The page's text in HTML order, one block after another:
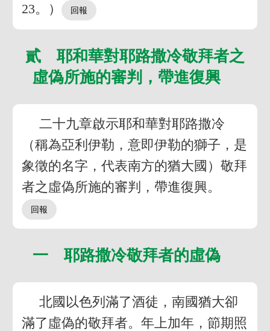
23。）
貳 耶和華對耶路撒冷敬拜者之
虛偽所施的審判，帶進復興
二十九章啟示耶和華對耶路撒冷
（稱為亞利伊勒，意即伊勒的獅子，是
象徵的名字，代表南方的猶大國）敬拜
者之虛偽所施的審判，帶進復興。
一 耶路撒冷敬拜者的虛偽
北國以色列滿了酒徒，南國猶大卻
滿了虛偽的敬拜者。年上加年，節期照